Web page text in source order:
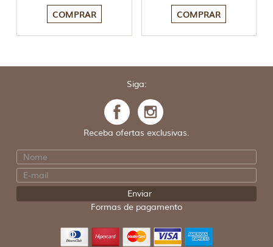
COMPRAR COMPRAR
Siga:
Receba ofertas exclusivas.
Formas de pagamento